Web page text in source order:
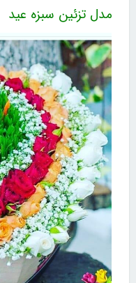
مدل تزئین سبزه عید